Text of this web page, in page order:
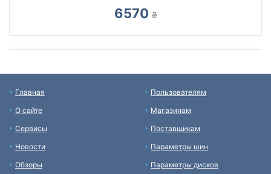
6570 ₴
Главная
О сайте
Сервисы
Новости
Обзоры
Пользователям
Магазинам
Поставщикам
Параметры шин
Параметры дисков